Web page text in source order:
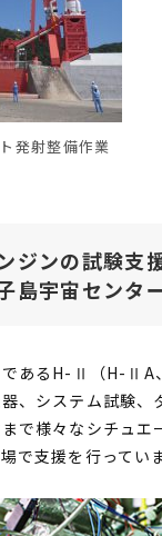
発射整備作業
ジンの試験支
島宇宙センター
であるH-Ⅱ（H-
、システム試験、
で様々なシチュエ
で支援を行っていま